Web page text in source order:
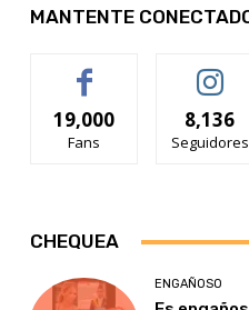
MANTENTE
19,000
Fans
8,136
Seguidores
CHEQUEA
ENGAÑOSO